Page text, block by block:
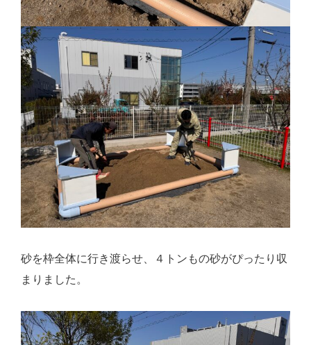
砂を枠全体に行き渡らせ、４トンもの砂がぴったり収
まりました。